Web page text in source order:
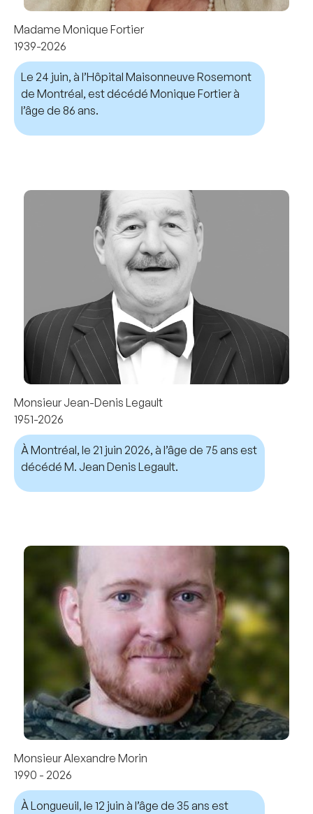
Madame Monique Fortier
1939-2026
Le 24 juin, à l’Hôpital Maisonneuve Rosemont
de Montréal, est décédé Monique Fortier à
l’âge de 86 ans.
Monsieur Jean-Denis Legault
1951-2026
À Montréal, le 21 juin 2026, à l’âge de 75 ans est
décédé M. Jean Denis Legault.
Monsieur Alexandre Morin
1990 - 2026
À Longueuil, le 12 juin à l’âge de 35 ans est